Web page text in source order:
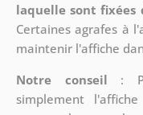
laquelle sont fixées
Certaines agrafes à
maintenir l'affiche
Notre conseil :
simplement